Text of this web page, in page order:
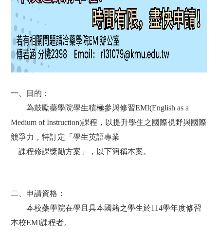
一、目的：
為鼓勵藥學院學生積極參與修習EMI(English as a
Medium of Instruction)課程，以提升學生之國際視野與國際
競爭力，特訂定「學生英語專業
課程修課獎勵方案」，以下簡稱本案。
二、申請資格：
本校藥學院在學且具本國籍之學生於114學年度修習
本校EMI課程者。